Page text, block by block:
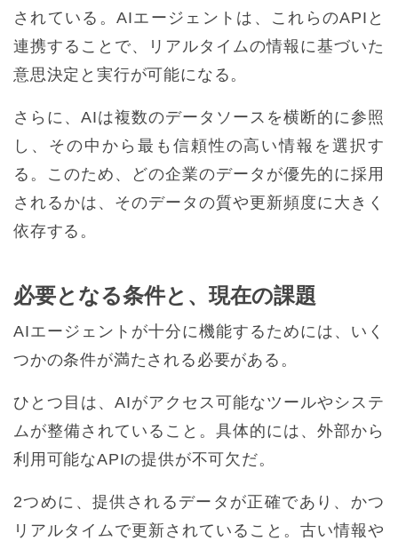
されている。AIエージェントは、これらのAPIと
連携することで、リアルタイムの情報に基づいた
意思決定と実行が可能になる。
さらに、AIは複数のデータソースを横断的に参照
し、その中から最も信頼性の高い情報を選択す
る。このため、どの企業のデータが優先的に採用
されるかは、そのデータの質や更新頻度に大きく
依存する。
必要となる条件と、現在の課題
AIエージェントが十分に機能するためには、いく
つかの条件が満たされる必要がある。
ひとつ目は、AIがアクセス可能なツールやシステ
ムが整備されていること。具体的には、外部から
利用可能なAPIの提供が不可欠だ。
2つめに、提供されるデータが正確であり、かつ
リアルタイムで更新されていること。古い情報や